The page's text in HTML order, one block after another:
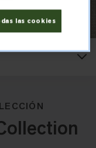
las cookies